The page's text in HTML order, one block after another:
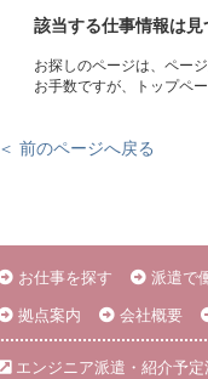
該当する仕事情報は見
お探しのページは、ペー
お手数ですが、トップペ
＜ 前のページへ戻る
お仕事を探す 派遣で
拠点案内
会社概要
エンジニア派遣・紹介予定